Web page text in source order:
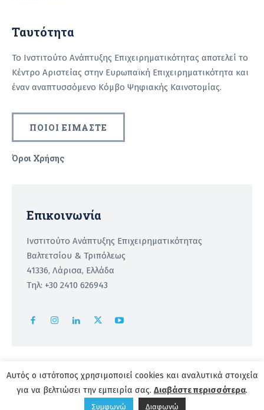
Ταυτότητα
Το Ινστιτούτο Ανάπτυξης Επιχειρηματικότητας αποτελεί το
Κέντρο Αριστείας στην Ευρωπαϊκή Επιχειρηματικότητα και
έναν αναπτυσσόμενο Κόμβο Ψηφιακής Καινοτομίας.
ΠΟΙΟΙ ΕΙΜΑΣΤΕ
Όροι Χρήσης
Επικοινωνία
Ινστιτούτο Ανάπτυξης Επιχειρηματικότητας
Βαλτετσίου & Τριπόλεως
41336, Λάρισα, Ελλάδα
Τηλ: +30 2410 626943
Copyright 2026 | powered byInstitute of Entrepreneurship
Development
Αυτός ο ιστότοπος χρησιμοποιεί cookies και αναλυτικά στοιχεία
για να βελτιώσει την εμπειρία σας. Διαβάστε περισσότερα.
Συμφωνώ Διαφωνώ